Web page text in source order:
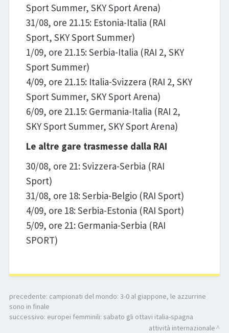
Sport Summer, SKY Sport Arena)
31/08, ore 21.15: Estonia-Italia (RAI
Sport, SKY Sport Summer)
1/09, ore 21.15: Serbia-Italia (RAI 2, SKY
Sport Summer)
4/09, ore 21.15: Italia-Svizzera (RAI 2, SKY
Sport Summer, SKY Sport Arena)
6/09, ore 21.15: Germania-Italia (RAI 2,
SKY Sport Summer, SKY Sport Arena)
Le altre gare trasmesse dalla RAI
30/08, ore 21: Svizzera-Serbia (RAI
Sport)
31/08, ore 18: Serbia-Belgio (RAI Sport)
4/09, ore 18: Serbia-Estonia (RAI Sport)
5/09, ore 21: Germania-Serbia (RAI
SPORT)
precedente: campionati del mondo: 3-0 al giappone, le azzurrine
sono in finale
successivo: europei femminili: sabato gli ottavi italia-spagna
attività internazionale